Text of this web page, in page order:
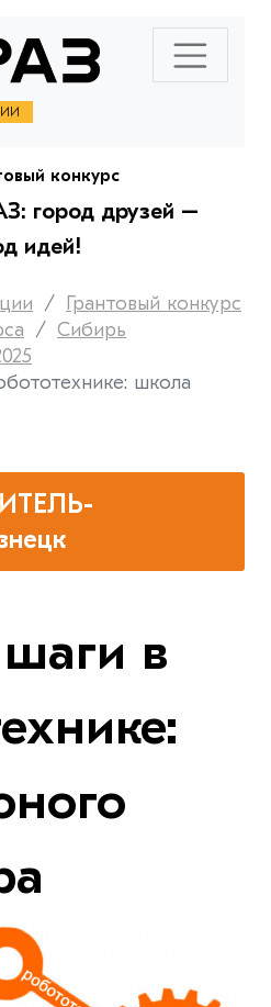
конкурс
город друзей –
идей!
Грантовый конкурс
Сибирь
школа
в